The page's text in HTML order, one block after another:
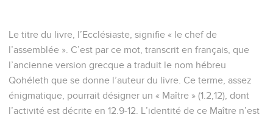
Le titre du livre, l’Ecclésiaste, signifie « le chef de
l’assemblée ». C’est par ce mot, transcrit en français, que
l’ancienne version grecque a traduit le nom hébreu
Qohéleth que se donne l’auteur du livre. Ce terme, assez
énigmatique, pourrait désigner un « Maître » (1.2,12), dont
l’activité est décrite en 12.9-12. L’identité de ce Maître n’est